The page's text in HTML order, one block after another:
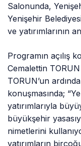
Salonunda,
Yenişehir
ve yatırımlarının
Programın açılış
Cemalettin
TORUN’un
konuşmasında;
yatırımlarıyla
büyükşehir
nimetlerini
yatırımların